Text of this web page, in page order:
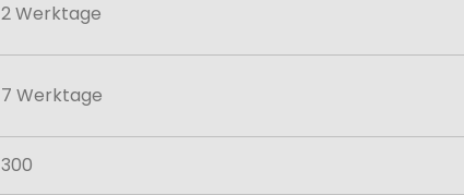
2 Werktage
7 Werktage
300